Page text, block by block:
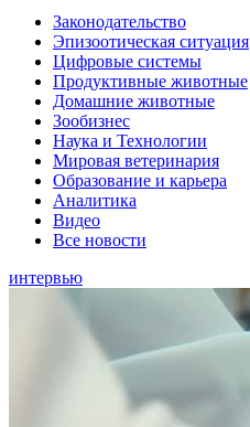
Законодательство
Эпизоотическая ситуация
Цифровые системы
Продуктивные животные
Домашние животные
Зообизнес
Наука и Технологии
Мировая ветеринария
Образование и карьера
Аналитика
Видео
Все новости
интервью